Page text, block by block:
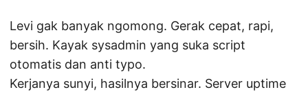
Levi gak banyak ngomong. Gerak cepat, rapi,
bersih. Kayak sysadmin yang suka script
otomatis dan anti typo.
Kerjanya sunyi, hasilnya bersinar. Server uptime